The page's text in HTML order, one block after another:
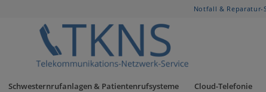
Notfall & Reparatur-
Schwesternrufanlagen & Patientenrufsysteme Cloud-Telefonie